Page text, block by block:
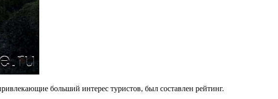
больший интерес туристов, был составлен рейтинг.